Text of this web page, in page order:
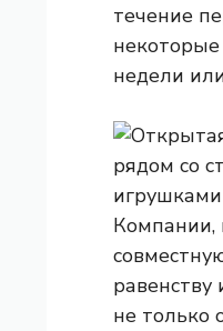
течение
недели
Компании,
не только